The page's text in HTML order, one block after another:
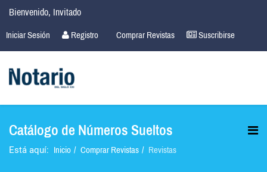
Bienvenido, Invitado
Registro
Iniciar Sesión Suscribirse
Comprar Revistas
Catálogo de Números Sueltos
Está aquí: Inicio Comprar Revistas Revistas